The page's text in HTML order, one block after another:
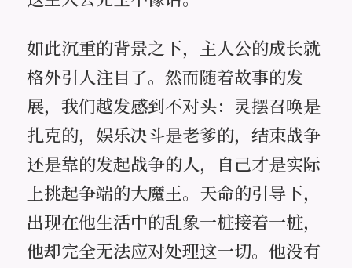
如此沉重的背景之下，主人公的成长就
格外引人注目了。然而随着故事的发
展，我们越发感到不对头：灵摆召唤是
扎克的，娱乐决斗是老爹的，结束战争
还是靠的发起战争的人，自己才是实际
上挑起争端的大魔王。天命的引导下，
出现在他生活中的乱象一桩接着一桩，
他却完全无法应对处理这一切。他没有